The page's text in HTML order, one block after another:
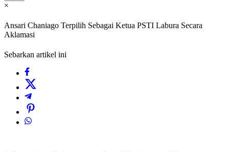
×
Ansari Chaniago Terpilih Sebagai Ketua PSTI Labura Secara
Aklamasi
Sebarkan artikel ini